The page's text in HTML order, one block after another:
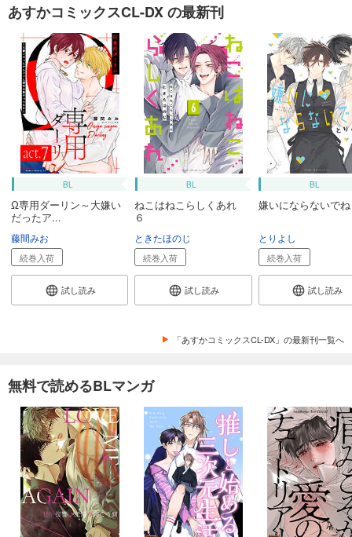
あすかコミックスCL-DX の最新刊
BL
Ω専用ダーリン～大嫌い
だったア...
藤間みお
続巻入荷
試し読み
BL
ねこはねこらしくあれ
６
ときたほのじ
続巻入荷
試し読み
BL
嫌いにならないで
とりよし
続巻入荷
試し読み
「あすかコミックスCL-DX」の最新刊一覧へ
無料で読めるBLマンガ